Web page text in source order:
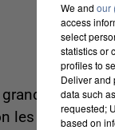
jeu de
les
We and our
access
select
statistics or
profiles to
Deliver and
data such
requested;
based on